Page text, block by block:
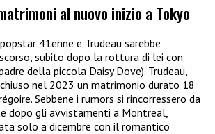
al nuovo inizio a Tokyo
41enne e Trudeau sarebbe
subito dopo la rottura di lei con
della piccola Daisy Dove). Trudeau,
nel 2023 un matrimonio durato 18
Sebbene i rumors si rincorressero da
dopo gli avvistamenti a Montreal,
solo a dicembre con il romantico